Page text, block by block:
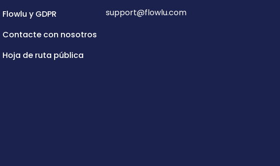
Flowlu y GDPR
Contacte con nosotros
Hoja de ruta pública
support@flowlu.com